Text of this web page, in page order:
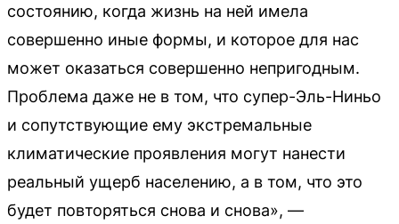
состоянию, когда жизнь на ней имела
совершенно иные формы, и которое для нас
может оказаться совершенно непригодным.
Проблема даже не в том, что супер-Эль-Ниньо
и сопутствующие ему экстремальные
климатические проявления могут нанести
реальный ущерб населению, а в том, что это
будет повторяться снова и снова», —